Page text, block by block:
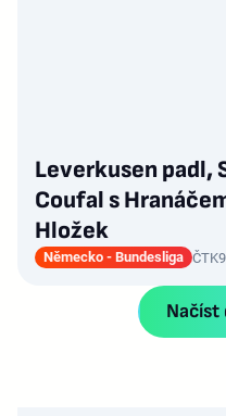
Leverkusen padl,
Coufal s
Hložek
Německo - Bundesliga ČTK
Načíst